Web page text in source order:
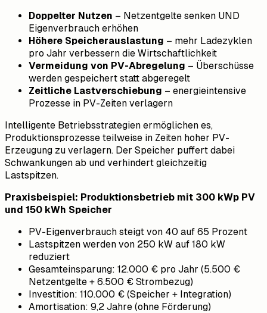
Doppelter Nutzen – Netzentgelte senken UND
Eigenverbrauch erhöhen
Höhere Speicherauslastung – mehr Ladezyklen
pro Jahr verbessern die Wirtschaftlichkeit
Vermeidung von PV-Abregelung – Überschüsse
werden gespeichert statt abgeregelt
Zeitliche Lastverschiebung – energieintensive
Prozesse in PV-Zeiten verlagern
Intelligente Betriebsstrategien ermöglichen es,
Produktionsprozesse teilweise in Zeiten hoher PV-
Erzeugung zu verlagern. Der Speicher puffert dabei
Schwankungen ab und verhindert gleichzeitig
Lastspitzen.
Praxisbeispiel: Produktionsbetrieb mit 300 kWp PV
und 150 kWh Speicher
PV-Eigenverbrauch steigt von 40 auf 65 Prozent
Lastspitzen werden von 250 kW auf 180 kW
reduziert
Gesamteinsparung: 12.000 € pro Jahr (5.500 €
Netzentgelte + 6.500 € Strombezug)
Investition: 110.000 € (Speicher + Integration)
Amortisation: 9,2 Jahre (ohne Förderung)